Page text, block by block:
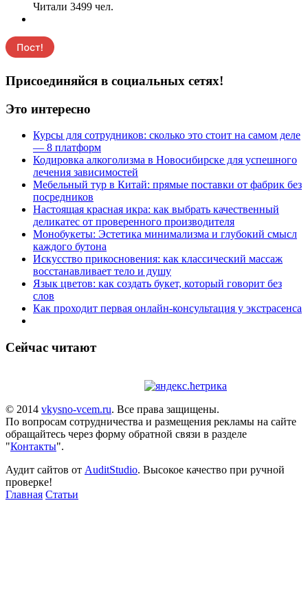
Читали 3499 чел.
Присоединяйся в социальных сетях!
Это интересно
Курсы для сотрудников: сколько это стоит на самом деле
— 8 платформ
Кодировка алкоголизма в Новосибирске для успешного
лечения зависимостей
Мебельный тур в Китай: прямые поставки от фабрик без
посредников
Настоящая красная икра: как выбрать качественный
деликатес от проверенного производителя
Монобукеты: Эстетика минимализма и глубокий смысл
каждого бутона
Искусство прикосновения: как классический массаж
восстанавливает тело и душу
Язык цветов: как создать букет, который говорит без
слов
Как проходит первая онлайн-консультация у экстрасенса
Сейчас читают
© 2014 vkysno-vcem.ru. Все права защищены.
По вопросам сотрудничества и размещения рекламы на сайте
обращайтесь через форму обратной связи в разделе
"Контакты".
Аудит сайтов от AuditStudio. Высокое качество при ручной
проверке!
Главная Статьи